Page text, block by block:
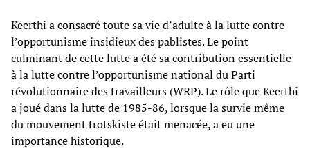
Keerthi a consacré toute sa vie d’adulte à la lutte contre
l’opportunisme insidieux des pablistes. Le point
culminant de cette lutte a été sa contribution essentielle
à la lutte contre l’opportunisme national du Parti
révolutionnaire des travailleurs (WRP). Le rôle que Keerthi
a joué dans la lutte de 1985-86, lorsque la survie même
du mouvement trotskiste était menacée, a eu une
importance historique.